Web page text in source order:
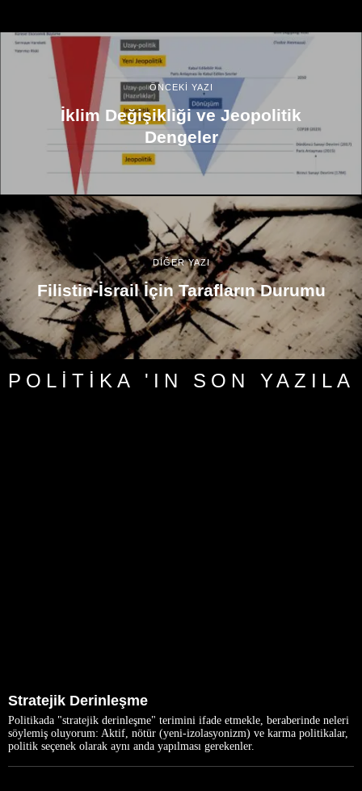
ÖNCEKİ YAZI
İklim Değişikliği ve Jeopolitik
Dengeler
DİĞER YAZI
Filistin-İsrail İçin Tarafların Durumu
POLITIKA 'IN SON
Stratejik Derinleşme
Politikada "stratejik derinleşme" terimini ifade etmekle, beraberinde neleri
söylemiş oluyorum: Aktif, nötür (yeni-izolasyonizm) ve karma politikalar,
politik seçenek olarak aynı anda yapılması gerekenler.